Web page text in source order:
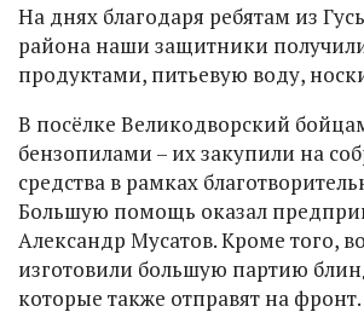
На днях благодаря ребятам из
района наши защитники
продуктами, питьевую воду,
В посёлке Великодворский
бензопилами – их закупили на
средства в рамках
Большую помощь оказал
Александр Мусатов. Кроме того,
изготовили большую партию
которые также отправят на фронт.